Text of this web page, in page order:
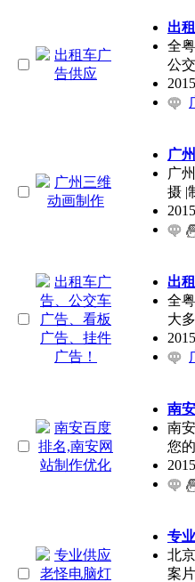
出
全
公
广
广
摄 |
出
全
大
南
南
您
专
北
案